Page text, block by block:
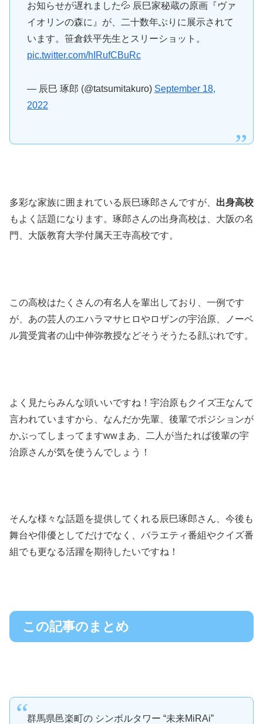
お知らせが遅れました💦 辰巳家秘蔵の原画『ヴァ
イオリンの森に』が、二十数年ぶりに展示されて
います。笹倉鉄平先生とスリーショット。
pic.twitter.com/hIRufCBuRc
— 辰巳 琢郎 (@tatsumitakuro) September 18,
2022
多彩な家族に囲まれている辰巳琢郎さんですが、 出身高校
もよく話題になります。琢郎さんの出身高校は、大阪の名
門、大阪教育大学付属天王寺高校です。
この高校はたくさんの有名人を輩出しており、一例です
が、あの芸人のエハラマサヒロやロザンの宇治原、ノーベ
ル賞受賞者の山中伸弥教授などそうそうたる顔ぶれです。
よく見たらみんな頭いいですね！宇治原もクイズ王なんて
言われていますから、なんだか先輩、後輩でポジションが
かぶってしまってますwwまあ、二人が当たれば後輩の宇
治原さんが気を使うんでしょう！
そんな様々な話題を提供してくれる辰巳琢郎さん、今後も
舞台や俳優としてだけでなく、バラエティ番組やクイズ番
組でも更なる活躍を期待したいですね！
この記事のまとめ
群馬県邑楽町の シンボルタワー “未来MiRAi”